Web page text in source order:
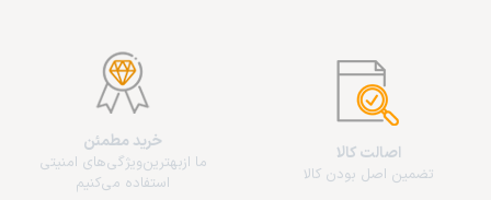
اصالت کالا
تضمین اصل بودن کالا
خرید مطمئن
ما از‌بهترین‌ویژگی‌های امنیتی
استفاده می‌کنیم